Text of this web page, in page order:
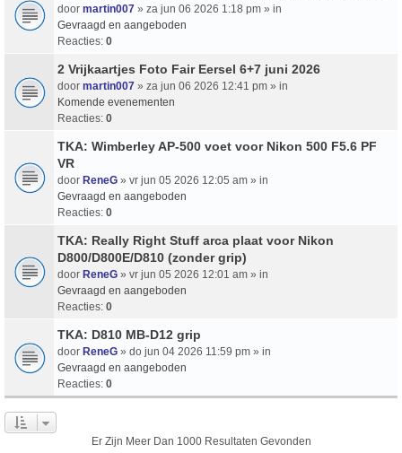
door martin007 » za jun 06 2026 1:18 pm » in
Gevraagd en aangeboden
Reacties: 0
2 Vrijkaartjes Foto Fair Eersel 6+7 juni 2026
door martin007 » za jun 06 2026 12:41 pm » in
Komende evenementen
Reacties: 0
TKA: Wimberley AP-500 voet voor Nikon 500 F5.6 PF
VR
door ReneG » vr jun 05 2026 12:05 am » in
Gevraagd en aangeboden
Reacties: 0
TKA: Really Right Stuff arca plaat voor Nikon
D800/D800E/D810 (zonder grip)
door ReneG » vr jun 05 2026 12:01 am » in
Gevraagd en aangeboden
Reacties: 0
TKA: D810 MB-D12 grip
door ReneG » do jun 04 2026 11:59 pm » in
Gevraagd en aangeboden
Reacties: 0
Er Zijn Meer Dan 1000 Resultaten Gevonden